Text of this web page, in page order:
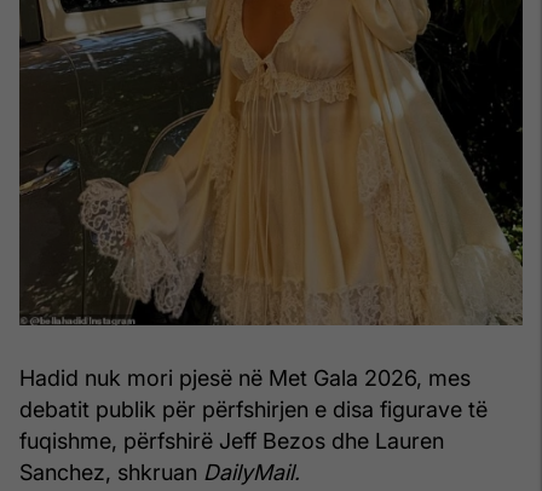
Hadid nuk mori pjesë në Met Gala 2026, mes
debatit publik për përfshirjen e disa figurave të
fuqishme, përfshirë Jeff Bezos dhe Lauren
Sanchez, shkruan DailyMail.